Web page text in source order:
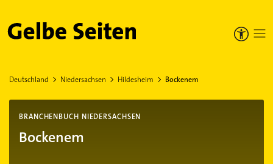
Gelbe Seiten
Deutschland Niedersachsen Hildesheim Bockenem
BRANCHENBUCH NIEDERSACHSEN
Bockenem